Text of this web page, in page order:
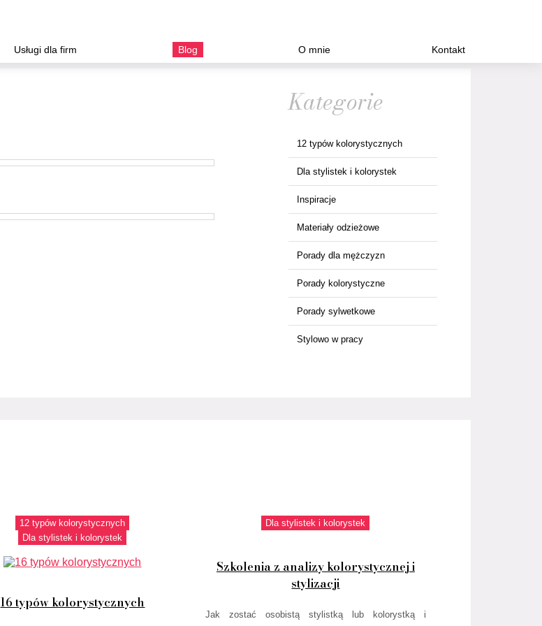
Usługi dla firm Blog O mnie Kontakt
Kategorie
12 typów kolorystycznych
Dla stylistek i kolorystek
Inspiracje
Materiały odzieżowe
Porady dla mężczyzn
Porady kolorystyczne
Porady sylwetkowe
Stylowo w pracy
12 typów kolorystycznych
Dla stylistek i kolorystek
16 typów kolorystycznych
Dla stylistek i kolorystek
Szkolenia z analizy kolorystycznej i
stylizacji
Jak zostać osobistą stylistką lub kolorystką i